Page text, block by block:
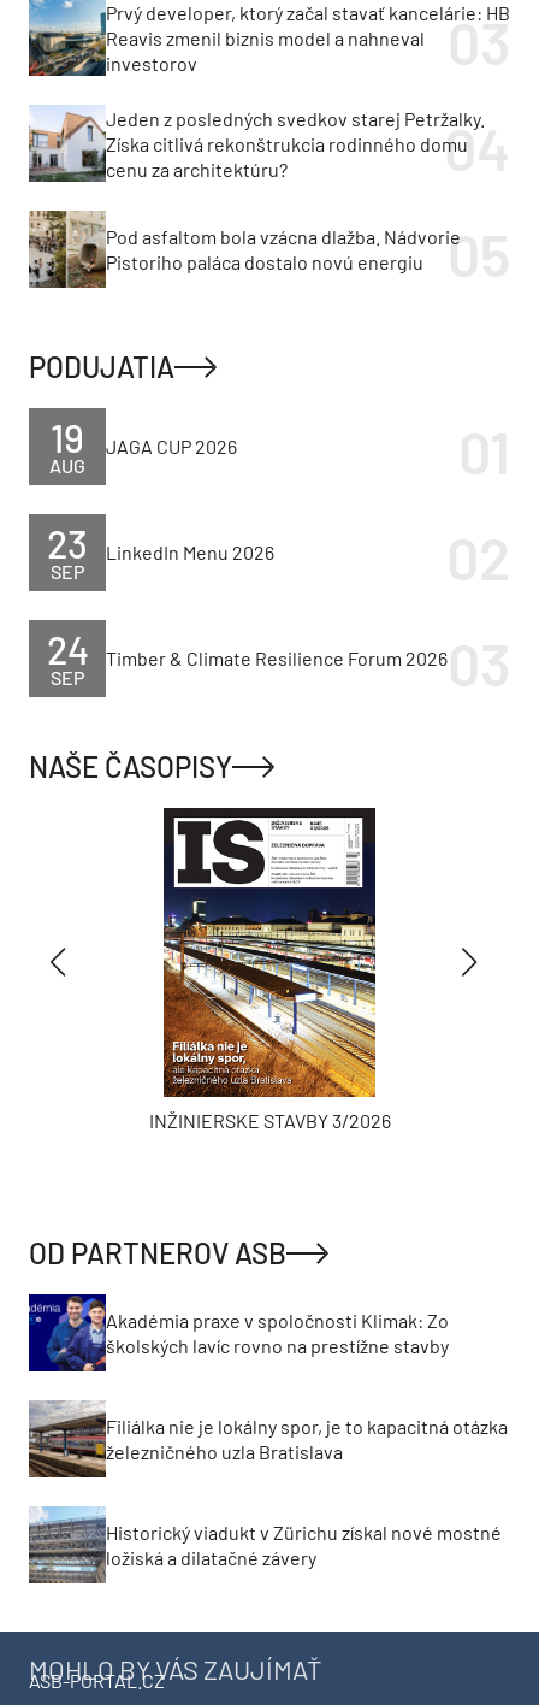
apartmánov
Ceny bývania v 2.
štvrťroku rástli pomalšie.
Projekt Rakyta napreduje.
ZELENÁ OBNOVA
Boj s horúčavami v
Európe: volanie
Zlá správa pre Bratislavu,
Nová výzva Obnov dom
mini+ prichádza. Sľubuje
menej byrokracie, zálohu
aj dotáciu na výmenu
Obnov dom MINI PLUS
prinesie menej
byrokracie. Výzva sa
spustí už v lete
Socialistická kocka v novom šate.
otvorila dom krajine aj svetlu
investorov
cenu za architektúru?